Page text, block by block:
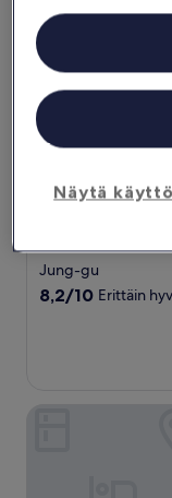
tähden
majoituspaikka
Jung-gu
8.2
arvostelua)
8,2/10 Erittäin
Kumppanien
Näytä